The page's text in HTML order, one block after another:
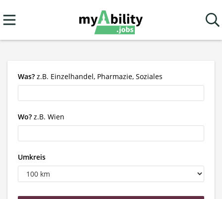
Was? z.B. Einzelhandel, Pharmazie, Soziales
Wo? z.B. Wien
Umkreis